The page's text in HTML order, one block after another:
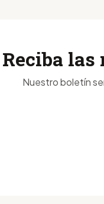
Reciba
Nuestro boletín